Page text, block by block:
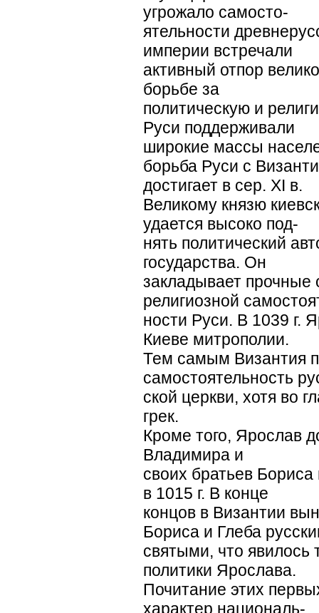
угрожало самосто-
ятельности
империи встречали
активный отпор
борьбе за
политическую и
Руси поддерживали
широкие массы
борьба Руси с
достигает в сер. ХI в.
Великому князю
удается высоко под-
нять политический
государства. Он
закладывает прочные
религиозной
ности Руси. В 1039 г.
Киеве митрополии.
Тем самым Византия
самостоятельность
ской церкви, хотя во
грек.
Кроме того, Ярослав
Владимира и
своих братьев
в 1015 г. В конце
концов в Византии
Бориса и Глеба
святыми, что явилось
политики Ярослава.
Почитание этих
характер националь-